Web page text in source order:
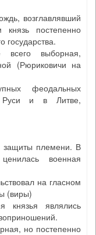
возглавлявший
постепенно
государства.
всего выборная,
(Рюриковичи на
феодальных
Руси и в Литве,
защиты племени. В
военная
на гласном
(виры)
князья являлись
но постепенно